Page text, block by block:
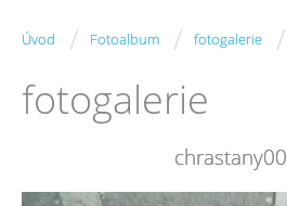
Úvod / Fotoalbum / fotogalerie /
fotogalerie